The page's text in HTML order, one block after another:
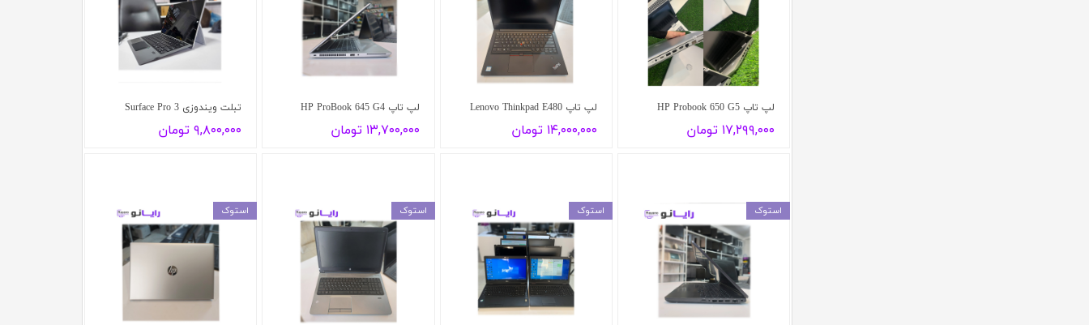
لپ تاپ HP Probook 650 G5
۱۷,۲۹۹,۰۰۰ تومان
لپ تاپ Lenovo Thinkpad E480
۱۴,۰۰۰,۰۰۰ تومان
لپ تاپ HP ProBook 645 G4
۱۳,۷۰۰,۰۰۰ تومان
تبلت ویندوزی Surface Pro 3
۹,۸۰۰,۰۰۰ تومان
استوک استوک استوک استوک